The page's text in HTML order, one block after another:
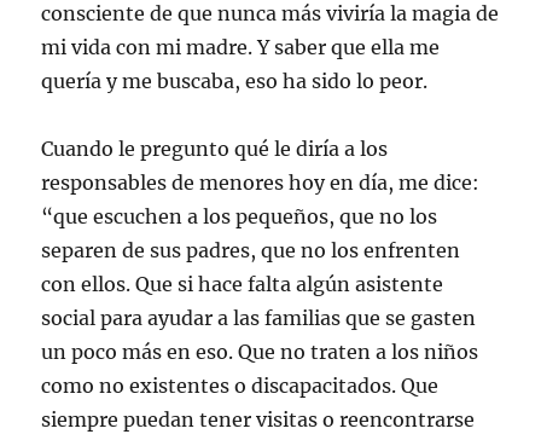
consciente de que nunca más viviría la magia de
mi vida con mi madre. Y saber que ella me
quería y me buscaba, eso ha sido lo peor.
Cuando le pregunto qué le diría a los
responsables de menores hoy en día, me dice:
“que escuchen a los pequeños, que no los
separen de sus padres, que no los enfrenten
con ellos. Que si hace falta algún asistente
social para ayudar a las familias que se gasten
un poco más en eso. Que no traten a los niños
como no existentes o discapacitados. Que
siempre puedan tener visitas o reencontrarse